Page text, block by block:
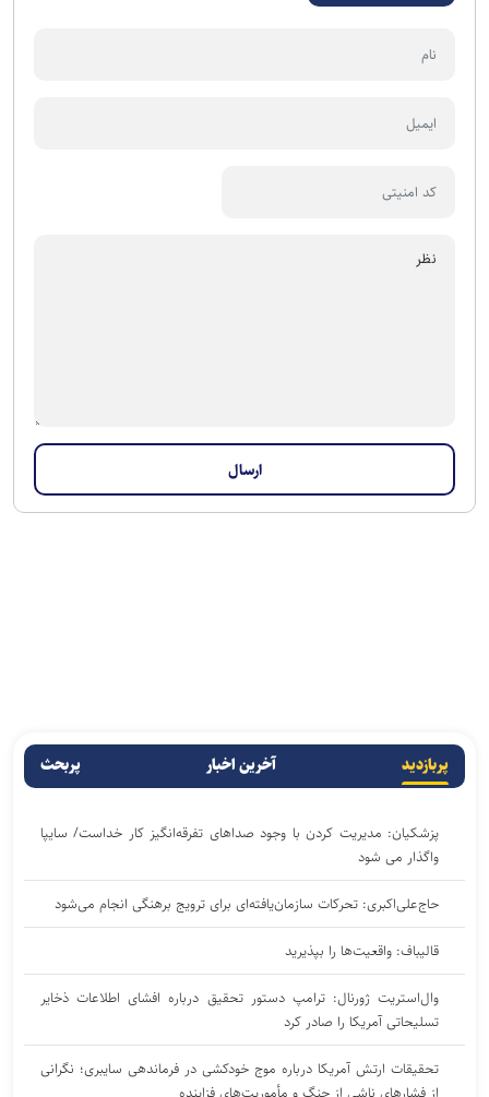
پربازدید آخرین اخبار پربحث
پزشکیان: مدیریت کردن با وجود صداهای تفرقه‌انگیز کار خداست/ سایپا
واگذار می شود
حاج‌علی‌اکبری: تحرکات سازمان‌یافته‌ای برای ترویج برهنگی انجام می‌شود
قالیباف: واقعیت‌ها را بپذیرید
وال‌استریت ژورنال: ترامپ دستور تحقیق درباره افشای اطلاعات ذخایر
تسلیحاتی آمریکا را صادر کرد
تحقیقات ارتش آمریکا درباره موج خودکشی در فرماندهی سایبری؛ نگرانی
از فشار‌های ناشی از جنگ و مأموریت‌های فزاینده